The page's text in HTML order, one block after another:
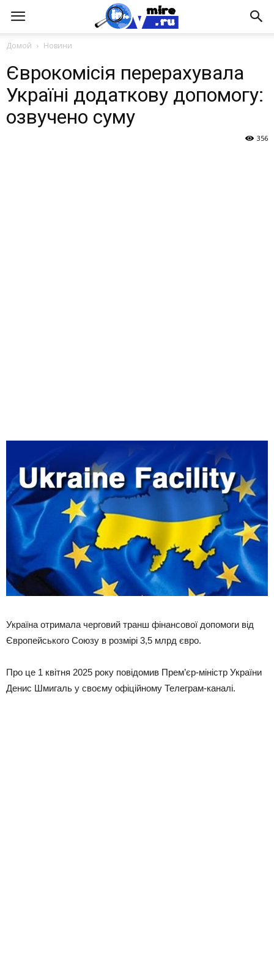
Домой Новини
Єврокомісія перерахувала
Україні додаткову допомогу:
озвучено суму
356
Україна отримала черговий транш фінансової допомоги від
Європейського Союзу в розмірі 3,5 млрд євро.
Про це 1 квітня 2025 року повідомив Прем’єр-міністр України
Денис Шмигаль у своєму офіційному Телеграм-каналі.